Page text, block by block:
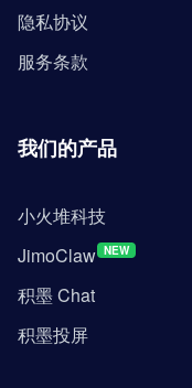
隐私协议
服务条款
我们的产品
小火堆科技
JimoClaw NEW
积墨 Chat
积墨投屏